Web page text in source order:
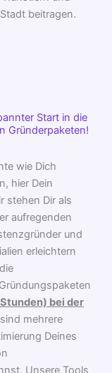
beitragen.
Start in die
Gründerpaketen!
wie Dich
hier Dein
stehen Dir als
aufregenden
und
erleichtern
bei der
mehrere
Deines